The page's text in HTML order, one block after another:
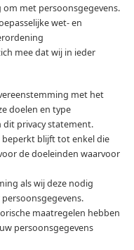
met persoonsgegevens.
wet- en
mee dat wij in ieder
met het
doelen en type
dit privacy statement.
beperkt blijft tot enkel die
de doeleinden waarvoor
als wij deze nodig
maatregelen hebben
persoonsgegevens